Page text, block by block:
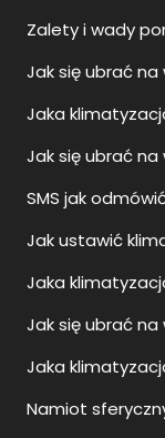
Zalety i wady
Jak się ubrać
Jaka
Jak się ubrać na
SMS jak
Jak ustawić
Jaka
Jak się ubrać
Jaka
Namiot